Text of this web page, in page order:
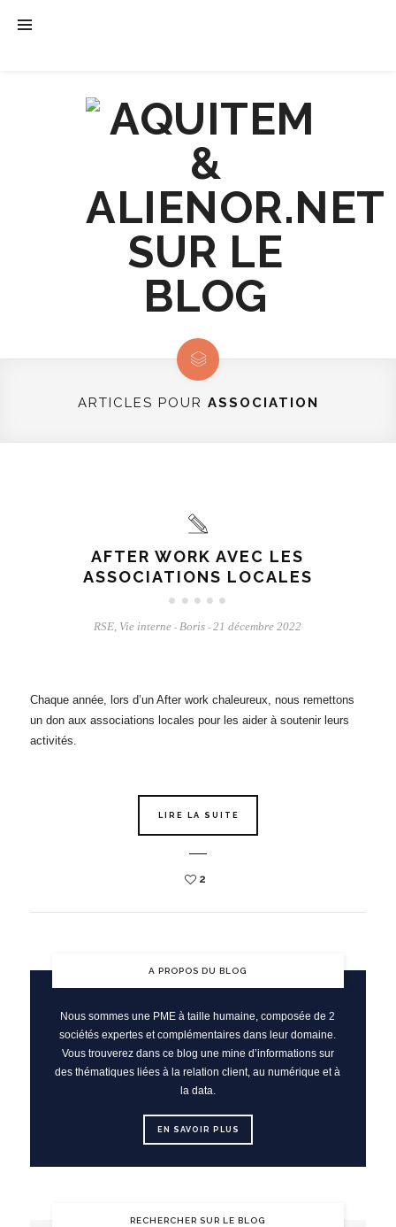
ARTICLES POUR ASSOCIATION
AFTER WORK AVEC LES
ASSOCIATIONS LOCALES
RSE, Vie interne - Boris - 21 décembre 2022
Chaque année, lors d’un After work chaleureux, nous remettons
un don aux associations locales pour les aider à soutenir leurs
activités.
LIRE LA SUITE
2
A PROPOS DU BLOG
Nous sommes une PME à taille humaine, composée de 2
sociétés expertes et complémentaires dans leur domaine.
Vous trouverez dans ce blog une mine d’informations sur
des thématiques liées à la relation client, au numérique et à
la data.
EN SAVOIR PLUS
RECHERCHER SUR LE BLOG